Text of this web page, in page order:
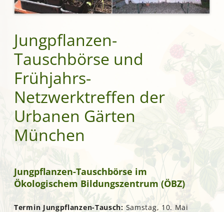
Jungpflanzen-
Tauschbörse und
Frühjahrs-
Netzwerktreffen der
Urbanen Gärten
München
Jungpflanzen-Tauschbörse im
Ökologischem Bildungszentrum (ÖBZ)
Termin Jungpflanzen-Tausch: Samstag, 10. Mai